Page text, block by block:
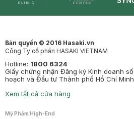
Bản quyền © 2016 Hasaki.vn
Công Ty cổ phần HASAKI VIETNAM
Hotline: 1800 6324
Giấy chứng nhận Đăng ký Kinh doanh số
hoạch và Đầu tư Thành phố Hồ Chí
Xem tất cả cửa hàng
Mỹ Phẩm High-End